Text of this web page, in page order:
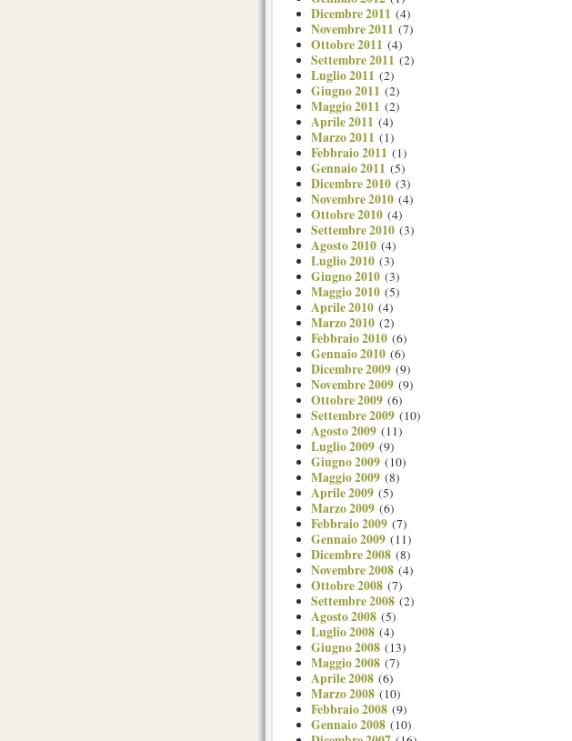
Dicembre 2011 (4)
Novembre 2011 (7)
Ottobre 2011 (4)
Settembre 2011 (2)
Luglio 2011 (2)
Giugno 2011 (2)
Maggio 2011 (2)
Aprile 2011 (4)
Marzo 2011 (1)
Febbraio 2011 (1)
Gennaio 2011 (5)
Dicembre 2010 (3)
Novembre 2010 (4)
Ottobre 2010 (4)
Settembre 2010 (3)
Agosto 2010 (4)
Luglio 2010 (3)
Giugno 2010 (3)
Maggio 2010 (5)
Aprile 2010 (4)
Marzo 2010 (2)
Febbraio 2010 (6)
Gennaio 2010 (6)
Dicembre 2009 (9)
Novembre 2009 (9)
Ottobre 2009 (6)
Settembre 2009 (10)
Agosto 2009 (11)
Luglio 2009 (9)
Giugno 2009 (10)
Maggio 2009 (8)
Aprile 2009 (5)
Marzo 2009 (6)
Febbraio 2009 (7)
Gennaio 2009 (11)
Dicembre 2008 (8)
Novembre 2008 (4)
Ottobre 2008 (7)
Settembre 2008 (2)
Agosto 2008 (5)
Luglio 2008 (4)
Giugno 2008 (13)
Maggio 2008 (7)
Aprile 2008 (6)
Marzo 2008 (10)
Febbraio 2008 (9)
Gennaio 2008 (10)